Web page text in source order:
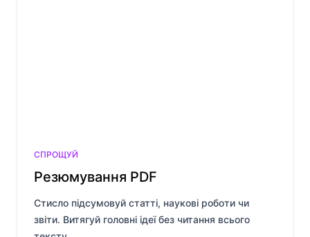
СПРОЩУЙ
Резюмування PDF
Стисло підсумовуй статті, наукові роботи чи
звіти. Витягуй головні ідеї без читання всього